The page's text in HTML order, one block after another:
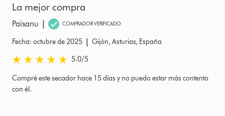
La mejor compra
Paisanu | COMPRADOR VERIFICADO
Fecha: octubre de 2025 | Gijón, Asturias, España
5.0 estrellas de 5 de Fecha: octubre de 2025 Ratings
5.0/5
Compré este secador hace 15 días y no puedo estar más contento
con él.